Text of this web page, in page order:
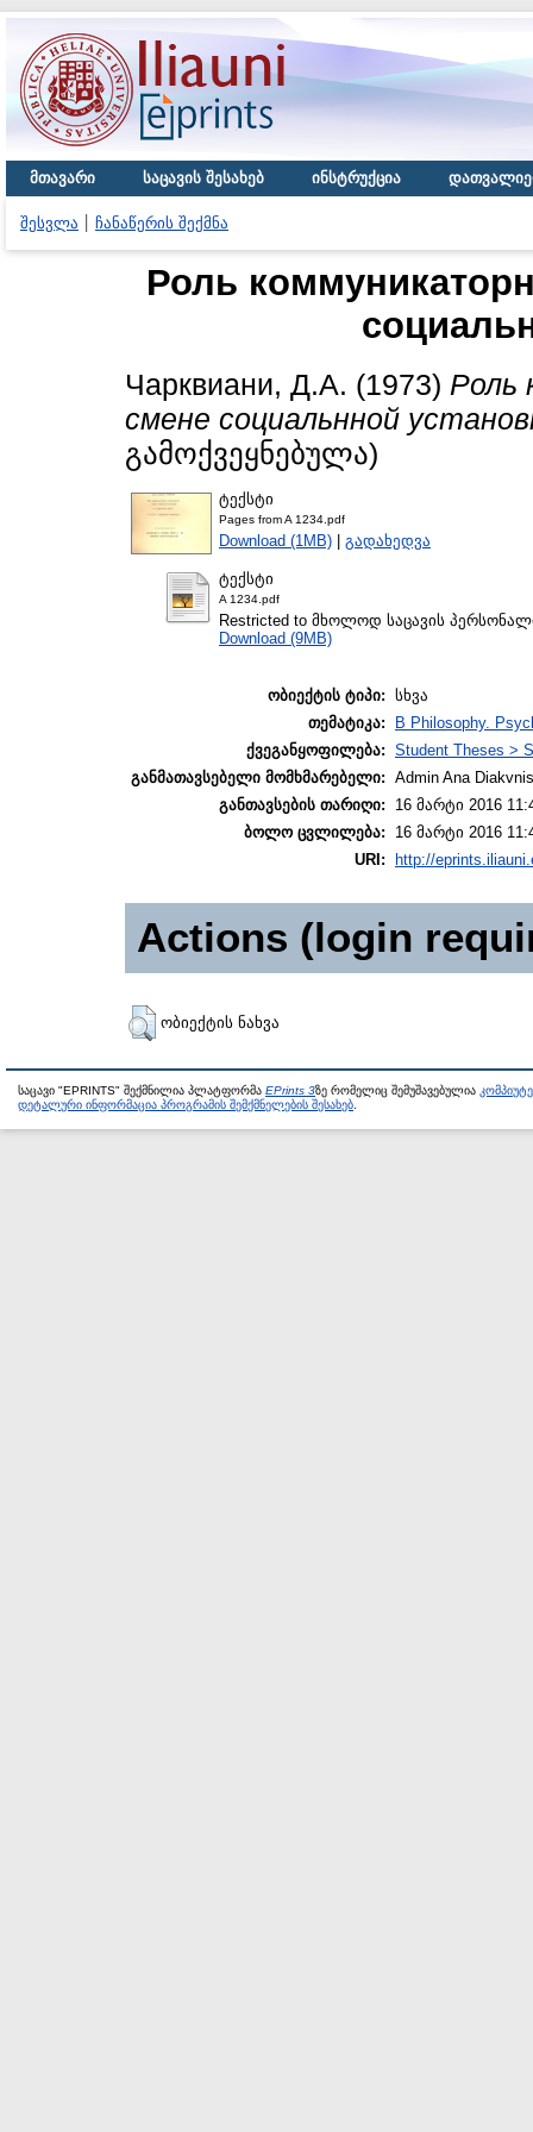
მთავარი საცავის შესახებ ინსტრუქცია
შესვლა ჩანაწერის შექმნა
Роль
Чарквиани, Д.А. (1973) Роль
смене социальнной
გამოქვეყნებულა)
ტექსტი
Pages from A 1234.pdf
Download (1MB) | გადახედვა
ტექსტი
A 1234.pdf
Restricted to მხოლოდ საცავის
Download (9MB)
ობიექტის ტიპი: სხვა
თემატიკა:
B Philosophy.
ქვეგანყოფილება: Student Theses >
განმათავსებელი მომხმარებელი: Admin Ana
განთავსების თარიღი:
16 მარტი 2016
ბოლო ცვლილება:
16 მარტი 2016
URI:
http://
Actions (login
ობიექტის ნახვა
საცავი "EPRINTS" შექმნილია პლატფორმა EPrints 3ზე რომელიც შემუშავებულია
დეტალური ინფორმაცია პროგრამის შემქმნელების შესახებ.